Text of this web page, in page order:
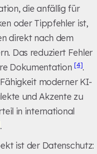
die anfällig für
oder Tippfehler ist,
direkt nach dem
Das reduziert Fehler
Dokumentation[4].
moderner KI-
und Akzente zu
in international
.
ist der Datenschutz: